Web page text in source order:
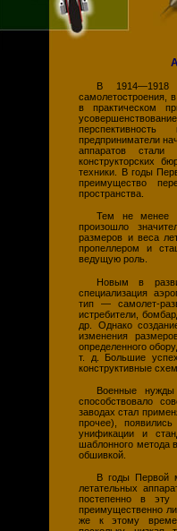
В 1914—1918
самолетостроения,
в практическом
предприниматели
аппаратов стали
конструкторских
техники. В годы
преимущество
пространства.
Тем не менее в
произошло
размеров и веса
пропеллером и
ведущую роль.
Новым в
специализация
тип — самолет-
истребители,
др. Однако
изменения
определенного
т. д. Большие
конструктивные
Военные нужды
способствовало
заводах стал
прочее),
унификации и
шаблонного метода
обшивкой.
В годы Первой
летательных
постепенно в
преимущественно
же к этому